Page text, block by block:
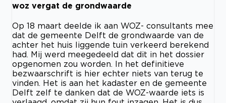
woz vergat de grondwaarde
Op 18 maart deelde ik aan WOZ- consultants mee
dat de gemeente Delft de grondwaarde van de
achter het huis liggende tuin verkeerd berekend
had. Mij werd meegedeeld dat dit in het dossier
opgenomen zou worden. In het definitieve
bezwaarschrift is hier echter niets van terug te
vinden. Het is aan het kadaster en de gemeente
Delft zelf te danken dat de WOZ-waarde iets is